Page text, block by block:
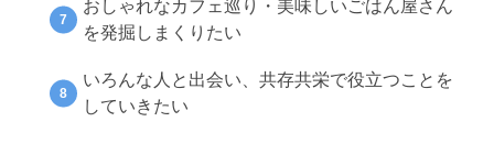
おしゃれなカフェ巡り・美味しいごはん屋さん
を発掘しまくりたい
いろんな人と出会い、共存共栄で役立つことを
していきたい